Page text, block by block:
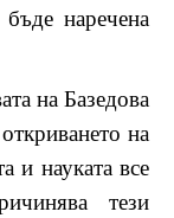
наречена
на Базедова
на
и науката все
тези